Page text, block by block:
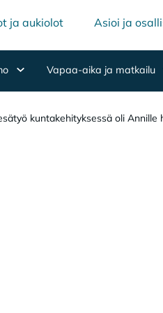
ja aukiolot Asioi ja
Vapaa-aika ja matkailu
kuntakehityksessä oli Annille